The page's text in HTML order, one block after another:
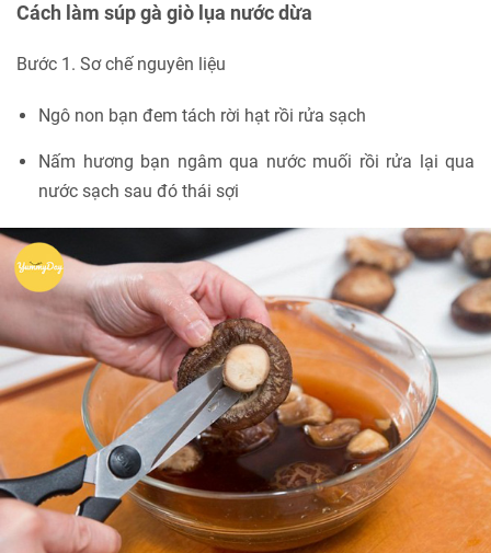
Cách làm súp gà giò lụa nước dừa
Bước 1. Sơ chế nguyên liệu
Ngô non bạn đem tách rời hạt rồi rửa sạch
Nấm hương bạn ngâm qua nước muối rồi rửa lại qua
nước sạch sau đó thái sợi